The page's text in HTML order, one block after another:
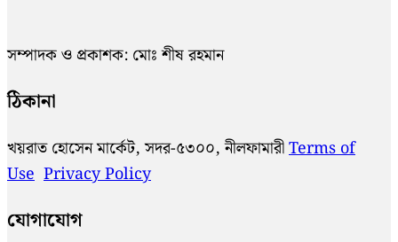
সম্পাদক ও প্রকাশক: মোঃ শীষ রহমান
ঠিকানা
খয়রাত হোসেন মার্কেট, সদর-৫৩০০, নীলফামারীTerms of
Use Privacy Policy
যোগাযোগ